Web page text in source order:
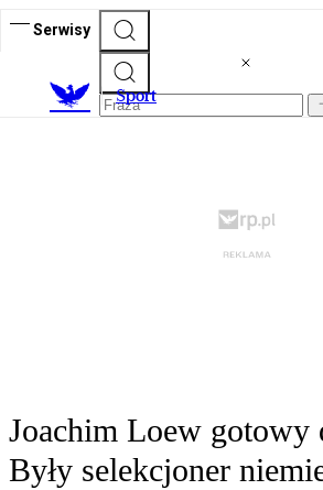
Serwisy
Sport
Joachim Loew gotowy
Były selekcjoner